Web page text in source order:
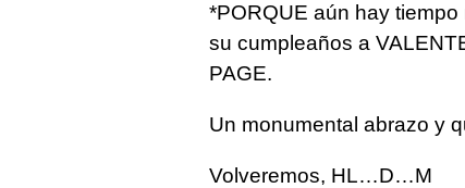
*PORQUE aún hay
su cumpleaños a
PAGE.
Un monumental abrazo y
Volveremos, HL…D…M